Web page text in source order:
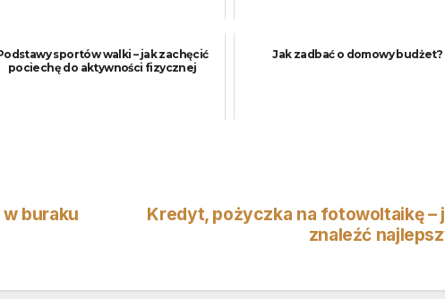
sportów walki – jak zachęcić
pociechę do aktywności fizycznej
Jak zadbać o domowy budżet?
Kredyt, pożyczka na fotowoltaikę –
znaleźć
buraku